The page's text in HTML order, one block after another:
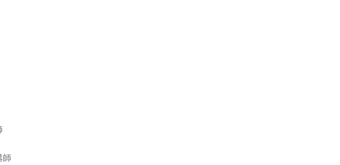
師